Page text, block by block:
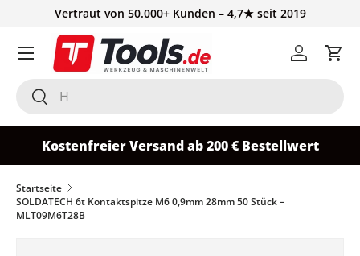
Vertraut von 50.000+ Kunden – 4,7★ seit 2019
Suchen
Suchen
Einloggen
Kostenfreier Versand ab 200 € Bestellwert
Startseite
SOLDATECH 6t Kontaktspitze M6 0,9mm 28mm 50 Stück –
MLT09M6T28B